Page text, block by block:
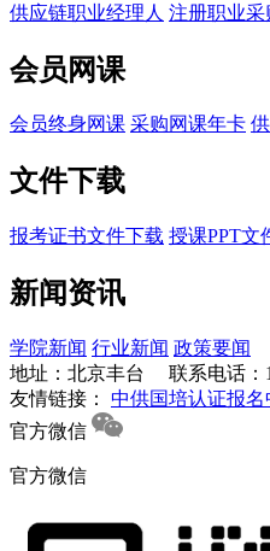
供应链职业经理人 注册职业采
会员网课
会员终身网课 采购网课年卡
文件下载
报考证书文件下载 授课PPT文
新闻资讯
学院新闻 行业新闻 政策要闻
地址：北京丰台
联系电话：
友情链接：
中供国培认证报名
官方微信
官方微信